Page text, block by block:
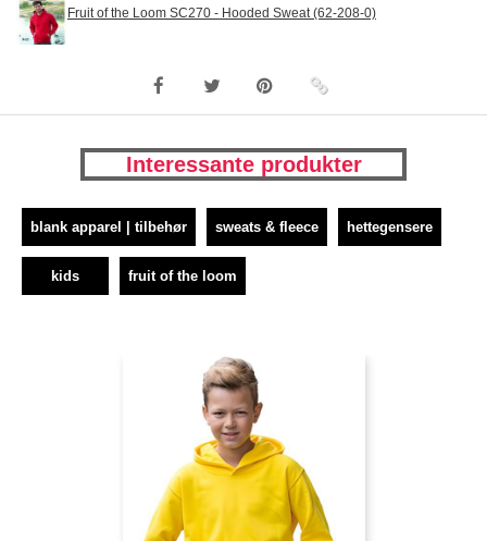
Fruit of the Loom SC270 - Hooded Sweat (62-208-0)
Interessante produkter
blank apparel | tilbehør sweats & fleece hettegensere
kids fruit of the loom